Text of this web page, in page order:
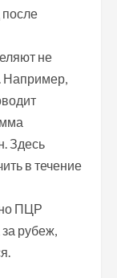
не
Например,
Здесь
в течение
ПЦР
рубеж,